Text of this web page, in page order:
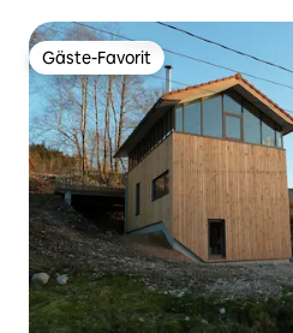
Gäste-Favorit
Gäste-Favorit